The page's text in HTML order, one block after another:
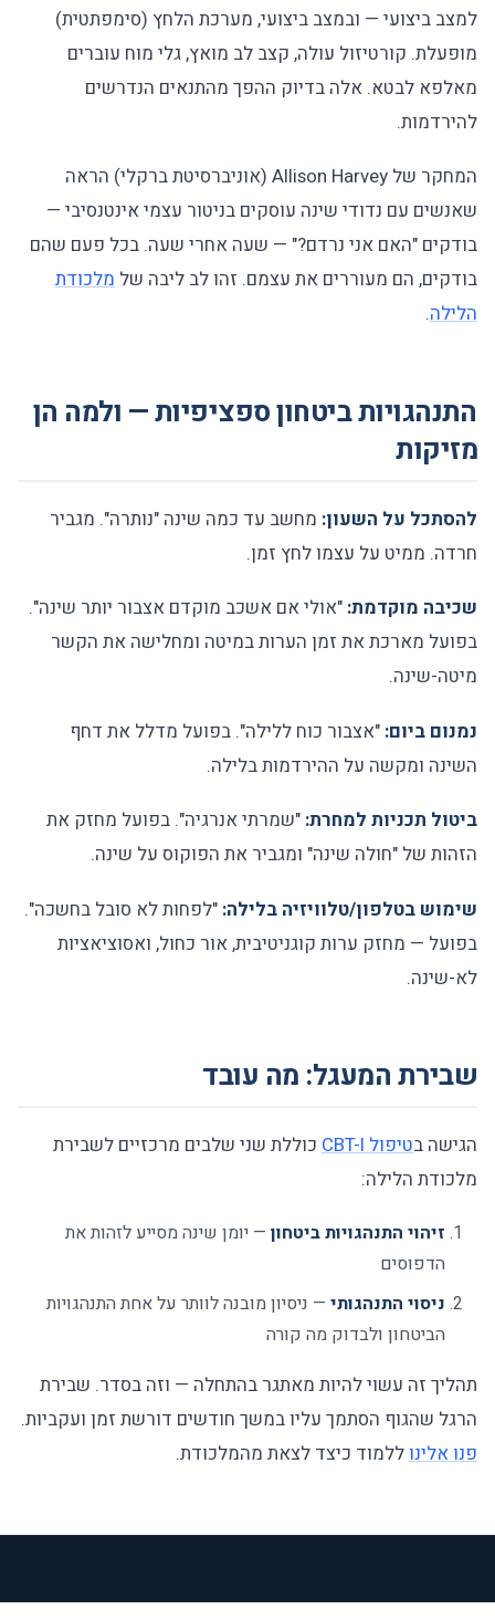
למצב ביצועי — ובמצב ביצועי, מערכת הלחץ (סימפתטית)
מופעלת. קורטיזול עולה, קצב לב מואץ, גלי מוח עוברים
מאלפא לבטא. אלה בדיוק ההפך מהתנאים הנדרשים
להירדמות.
המחקר של Allison Harvey (אוניברסיטת ברקלי) הראה
שאנשים עם נדודי שינה עוסקים בניטור עצמי אינטנסיבי —
בודקים "האם אני נרדם?" — שעה אחרי שעה. בכל פעם שהם
בודקים, הם מעוררים את עצמם. זהו לב ליבה של מלכודת
הלילה.
התנהגויות ביטחון ספציפיות — ולמה הן
מזיקות
להסתכל על השעון: מחשב עד כמה שינה "נותרה". מגביר
חרדה. ממיט על עצמו לחץ זמן.
שכיבה מוקדמת: "אולי אם אשכב מוקדם אצבור יותר שינה".
בפועל מארכת את זמן הערות במיטה ומחלישה את הקשר
מיטה-שינה.
נמנום ביום: "אצבור כוח ללילה". בפועל מדלל את דחף
השינה ומקשה על ההירדמות בלילה.
ביטול תכניות למחרת: "שמרתי אנרגיה". בפועל מחזק את
הזהות של "חולה שינה" ומגביר את הפוקוס על שינה.
שימוש בטלפון/טלוויזיה בלילה: "לפחות לא סובל בחשכה".
בפועל — מחזק ערות קוגניטיבית, אור כחול, ואסוציאציות
לא-שינה.
שבירת המעגל: מה עובד
הגישה בטיפול CBT-I
כוללת שני שלבים מרכזיים לשבירת
מלכודת הלילה:
זיהוי התנהגויות ביטחון— יומן שינה מסייע לזהות את
הדפוסים
ניסוי התנהגותי— ניסיון מובנה לוותר על אחת התנהגויות
הביטחון ולבדוק מה קורה
תהליך זה עשוי להיות מאתגר בהתחלה — וזה בסדר. שבירת
הרגל שהגוף הסתמך עליו במשך חודשים דורשת זמן ועקביות.
פנו אלינוללמוד כיצד לצאת מהמלכודת.